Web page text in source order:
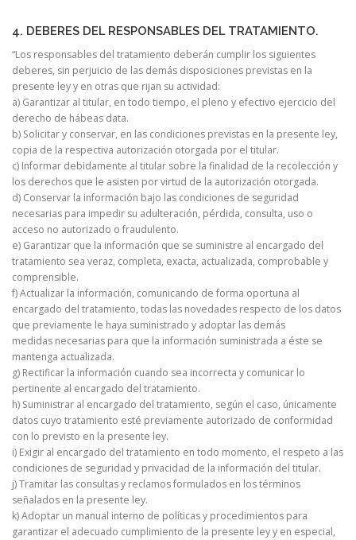
4. DEBERES DEL RESPONSABLES DEL TRATAMIENTO.
“Los responsables del tratamiento deberán cumplir los siguientes
deberes, sin perjuicio de las demás disposiciones previstas en la
presente ley y en otras que rijan su actividad:
a) Garantizar al titular, en todo tiempo, el pleno y efectivo ejercicio del
derecho de hábeas data.
b) Solicitar y conservar, en las condiciones previstas en la presente ley,
copia de la respectiva autorización otorgada por el titular.
c) Informar debidamente al titular sobre la finalidad de la recolección y
los derechos que le asisten por virtud de la autorización otorgada.
d) Conservar la información bajo las condiciones de seguridad
necesarias para impedir su adulteración, pérdida, consulta, uso o
acceso no autorizado o fraudulento.
e) Garantizar que la información que se suministre al encargado del
tratamiento sea veraz, completa, exacta, actualizada, comprobable y
comprensible.
f) Actualizar la información, comunicando de forma oportuna al
encargado del tratamiento, todas las novedades respecto de los datos
que previamente le haya suministrado y adoptar las demás
medidas necesarias para que la información suministrada a éste se
mantenga actualizada.
g) Rectificar la información cuando sea incorrecta y comunicar lo
pertinente al encargado del tratamiento.
h) Suministrar al encargado del tratamiento, según el caso, únicamente
datos cuyo tratamiento esté previamente autorizado de conformidad
con lo previsto en la presente ley.
i) Exigir al encargado del tratamiento en todo momento, el respeto a las
condiciones de seguridad y privacidad de la información del titular.
j) Tramitar las consultas y reclamos formulados en los términos
señalados en la presente ley.
k) Adoptar un manual interno de políticas y procedimientos para
garantizar el adecuado cumplimiento de la presente ley y en especial,